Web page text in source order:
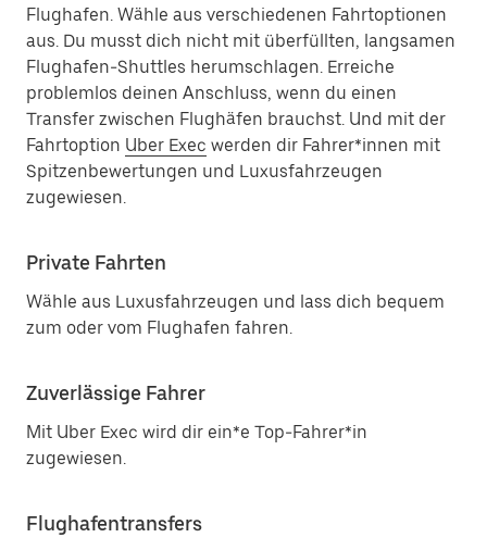
Flughafen. Wähle aus verschiedenen Fahrtoptionen
aus. Du musst dich nicht mit überfüllten, langsamen
Flughafen-Shuttles herumschlagen. Erreiche
problemlos deinen Anschluss, wenn du einen
Transfer zwischen Flughäfen brauchst. Und mit der
Fahrtoption Uber Exec werden dir Fahrer*innen mit
Spitzenbewertungen und Luxusfahrzeugen
zugewiesen.
Private Fahrten
Wähle aus Luxusfahrzeugen und lass dich bequem
zum oder vom Flughafen fahren.
Zuverlässige Fahrer
Mit Uber Exec wird dir ein*e Top-Fahrer*in
zugewiesen.
Flughafentransfers